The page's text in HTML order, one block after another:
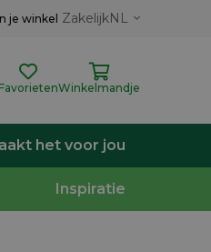
je winkel ZakelijkNL
FavorietenWinkelmandje
het voor jou
Inspiratie